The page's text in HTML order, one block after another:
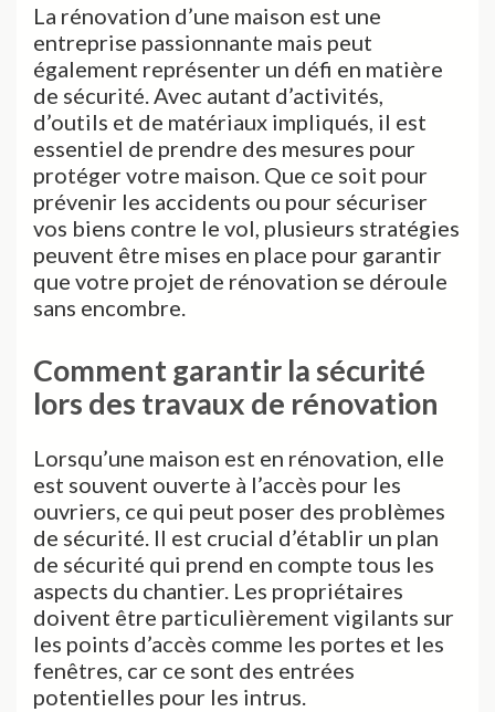
La rénovation d’une maison est une
entreprise passionnante mais peut
également représenter un défi en matière
de sécurité. Avec autant d’activités,
d’outils et de matériaux impliqués, il est
essentiel de prendre des mesures pour
protéger votre maison. Que ce soit pour
prévenir les accidents ou pour sécuriser
vos biens contre le vol, plusieurs stratégies
peuvent être mises en place pour garantir
que votre projet de rénovation se déroule
sans encombre.
Comment garantir la sécurité
lors des travaux de rénovation
Lorsqu’une maison est en rénovation, elle
est souvent ouverte à l’accès pour les
ouvriers, ce qui peut poser des problèmes
de sécurité. Il est crucial d’établir un plan
de sécurité qui prend en compte tous les
aspects du chantier. Les propriétaires
doivent être particulièrement vigilants sur
les points d’accès comme les portes et les
fenêtres, car ce sont des entrées
potentielles pour les intrus.